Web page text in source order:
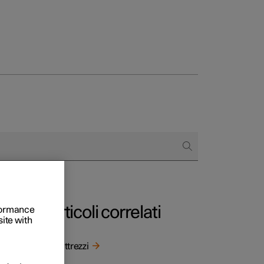
Articoli correlati
Kit attrezzi
with